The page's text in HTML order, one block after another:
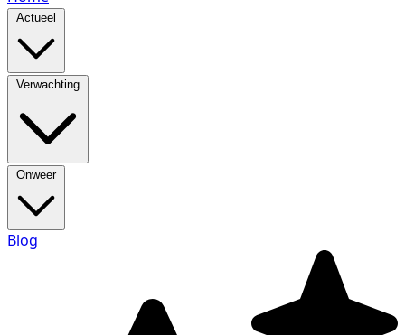
Actueel
Verwachting
Onweer
Blog